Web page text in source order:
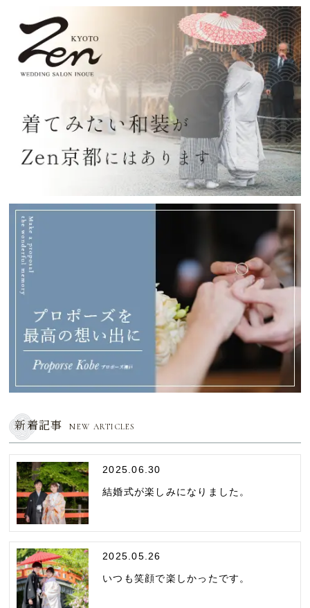
新着記事 NEW ARTICLES
2025.06.30
結婚式が楽しみになりました。
2025.05.26
いつも笑顔で楽しかったです。